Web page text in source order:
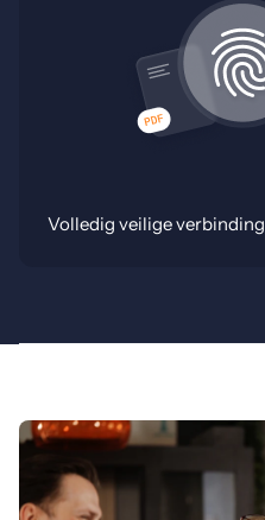
Volledig veilige verbinding